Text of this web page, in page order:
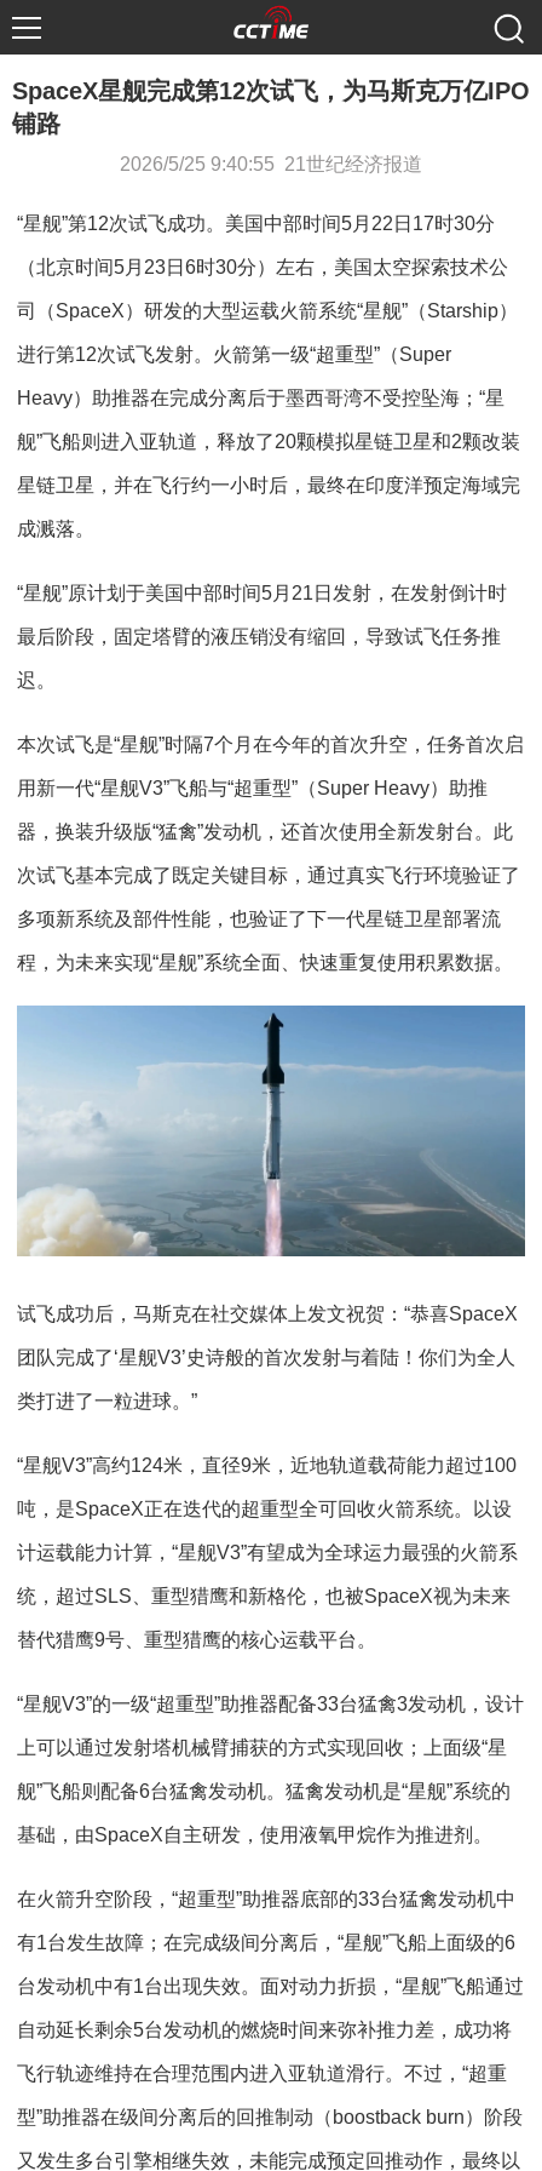
SpaceX星舰完成第12次试飞，为马斯克万亿IPO
铺路
2026/5/25 9:40:55 21世纪经济报道
“星舰”第12次试飞成功。美国中部时间5月22日17时30分
（北京时间5月23日6时30分）左右，美国太空探索技术公
司（SpaceX）研发的大型运载火箭系统“星舰”（Starship）
进行第12次试飞发射。火箭第一级“超重型”（Super
Heavy）助推器在完成分离后于墨西哥湾不受控坠海；“星
舰”飞船则进入亚轨道，释放了20颗模拟星链卫星和2颗改装
星链卫星，并在飞行约一小时后，最终在印度洋预定海域完
成溅落。
“星舰”原计划于美国中部时间5月21日发射，在发射倒计时
最后阶段，固定塔臂的液压销没有缩回，导致试飞任务推
迟。
本次试飞是“星舰”时隔7个月在今年的首次升空，任务首次启
用新一代“星舰V3”飞船与“超重型”（Super Heavy）助推
器，换装升级版“猛禽”发动机，还首次使用全新发射台。此
次试飞基本完成了既定关键目标，通过真实飞行环境验证了
多项新系统及部件性能，也验证了下一代星链卫星部署流
程，为未来实现“星舰”系统全面、快速重复使用积累数据。
试飞成功后，马斯克在社交媒体上发文祝贺：“恭喜SpaceX
团队完成了‘星舰V3’史诗般的首次发射与着陆！你们为全人
类打进了一粒进球。”
“星舰V3”高约124米，直径9米，近地轨道载荷能力超过100
吨，是SpaceX正在迭代的超重型全可回收火箭系统。以设
计运载能力计算，“星舰V3”有望成为全球运力最强的火箭系
统，超过SLS、重型猎鹰和新格伦，也被SpaceX视为未来
替代猎鹰9号、重型猎鹰的核心运载平台。
“星舰V3”的一级“超重型”助推器配备33台猛禽3发动机，设计
上可以通过发射塔机械臂捕获的方式实现回收；上面级“星
舰”飞船则配备6台猛禽发动机。猛禽发动机是“星舰”系统的
基础，由SpaceX自主研发，使用液氧甲烷作为推进剂。
在火箭升空阶段，“超重型”助推器底部的33台猛禽发动机中
有1台发生故障；在完成级间分离后，“星舰”飞船上面级的6
台发动机中有1台出现失效。面对动力折损，“星舰”飞船通过
自动延长剩余5台发动机的燃烧时间来弥补推力差，成功将
飞行轨迹维持在合理范围内进入亚轨道滑行。不过，“超重
型”助推器在级间分离后的回推制动（boostback burn）阶段
又发生多台引擎相继失效，未能完成预定回推动作，最终以